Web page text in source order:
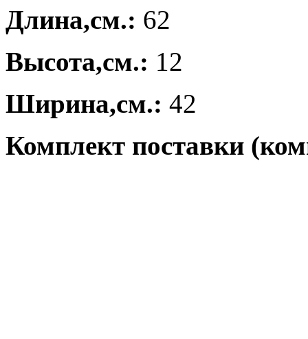
Длина,см.: 62
Высота,см.: 12
Ширина,см.: 42
Комплект поставки